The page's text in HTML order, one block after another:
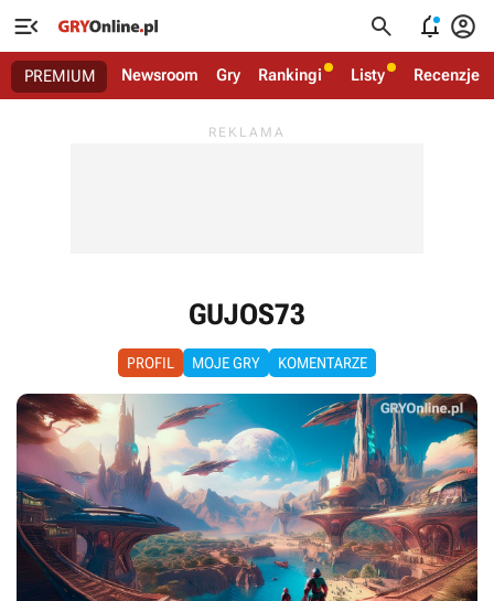
   
PREMIUM Newsroom Gry Rankingi Listy Recenzje
GUJOS73
PROFIL MOJE GRY KOMENTARZE